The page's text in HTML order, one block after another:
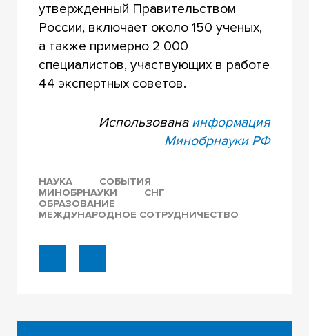
утвержденный Правительством
России, включает около 150 ученых,
а также примерно 2 000
специалистов, участвующих в работе
44 экспертных советов.
Использована информация
Минобрнауки РФ
НАУКА
СОБЫТИЯ
МИНОБРНАУКИ
СНГ
ОБРАЗОВАНИЕ
МЕЖДУНАРОДНОЕ СОТРУДНИЧЕСТВО